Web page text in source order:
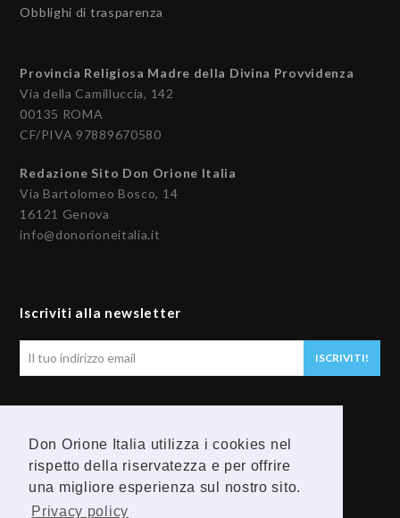
Don Orione Italia utilizza i cookies nel
rispetto della riservatezza e per offrire
una migliore esperienza sul nostro sito.
Privacy policy
Obblighi di trasparenza
Provincia Religiosa Madre della Divina Provvidenza
Via della Camilluccia, 142
00135 ROMA
CF/PIVA 97889670580
Redazione Sito Don Orione Italia
Via Bartolomeo Bosco, 14
16121 Genova
info@donorioneitalia.it
Iscriviti alla newsletter
ISCRIVITI!
F
a
Y
o